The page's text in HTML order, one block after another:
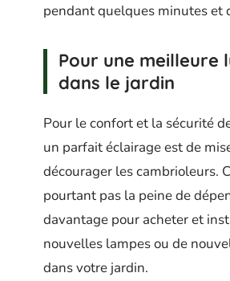
pendant quelques minutes et
Pour une meilleure
dans le jardin
Pour le confort et la sécurité
un parfait éclairage est de
décourager les cambrioleurs.
pourtant pas la peine de
davantage pour acheter et
nouvelles lampes ou de
dans votre jardin.